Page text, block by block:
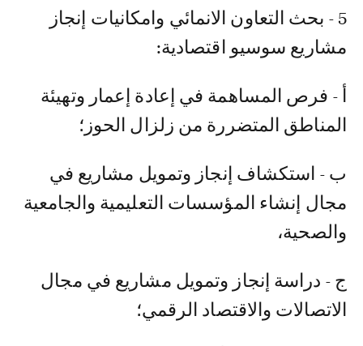
5 - بحث التعاون الانمائي وامكانيات إنجاز
مشاريع سوسيو اقتصادية:
أ - فرص المساهمة في إعادة إعمار وتهيئة
المناطق المتضررة من زلزال الحوز؛
ب - استكشاف إنجاز وتمويل مشاريع في
مجال إنشاء المؤسسات التعليمية والجامعية
والصحية،
ج - دراسة إنجاز وتمويل مشاريع في مجال
الاتصالات والاقتصاد الرقمي؛